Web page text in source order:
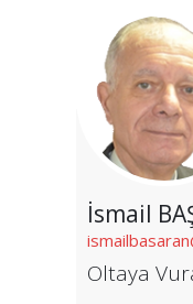
İsmail
Oltaya